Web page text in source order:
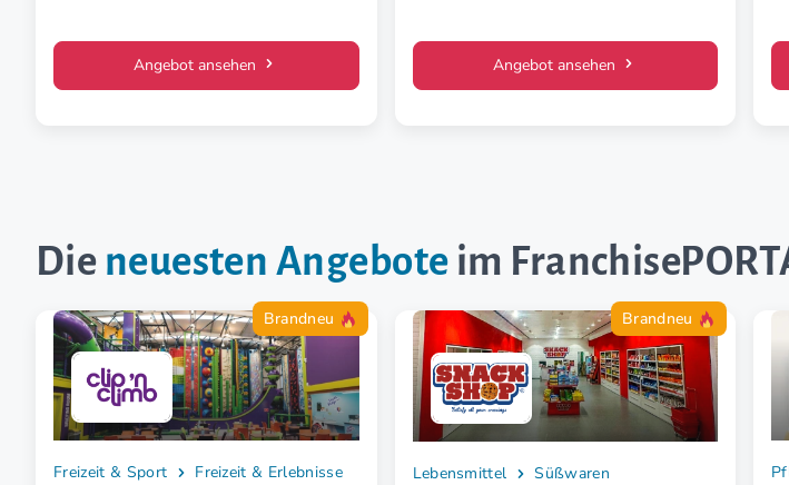
Angebot ansehen Angebot ansehen
Die neuesten Angebote im
Brandneu
Freizeit & Sport Freizeit & Erlebnisse
Brandneu
Lebensmittel Süßwaren